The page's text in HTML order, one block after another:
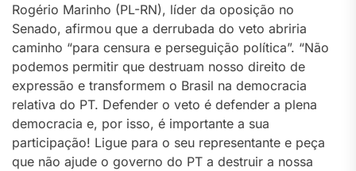
Rogério Marinho (PL-RN), líder da oposição no
Senado, afirmou que a derrubada do veto abriria
caminho “para censura e perseguição política”. “Não
podemos permitir que destruam nosso direito de
expressão e transformem o Brasil na democracia
relativa do PT. Defender o veto é defender a plena
democracia e, por isso, é importante a sua
participação! Ligue para o seu representante e peça
que não ajude o governo do PT a destruir a nossa